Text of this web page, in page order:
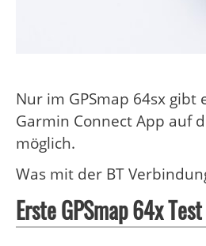
Nur im GPSmap 64sx gibt
Garmin Connect App auf
möglich.
Was mit der BT
Erste GPSmap 64x